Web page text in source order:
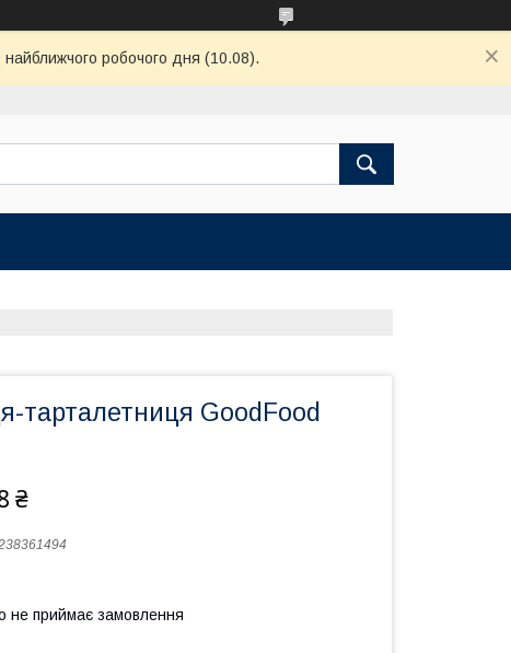
найближчого робочого дня (10.08).
тарталетниця GoodFood
₴
не приймає замовлення